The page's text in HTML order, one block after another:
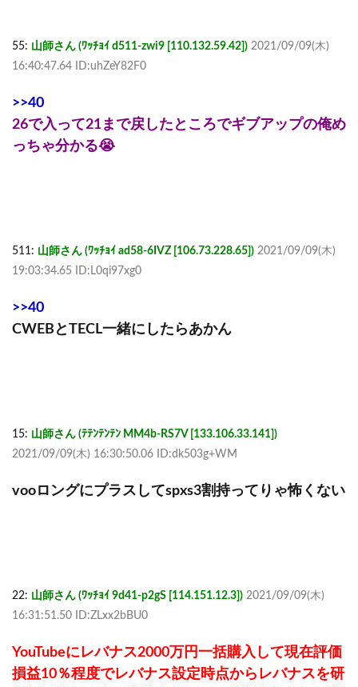
55: 山師さん (ﾜｯﾁｮｲ d511-zwi9 [110.132.59.42]) 2021/09/09(木)
16:40:47.64 ID:uhZeY82F0
>>40
26で入って21まで戻したところでギブアップの俺め
っちゃ分かる😭
511: 山師さん (ﾜｯﾁｮｲ ad58-6IVZ [106.73.228.65]) 2021/09/09(木)
19:03:34.65 ID:L0qi97xg0
>>40
CWEBとTECL一緒にしたらあかん
15: 山師さん (ﾃﾃﾝﾃﾝﾃﾝ MM4b-RS7V [133.106.33.141])
2021/09/09(木) 16:30:50.06 ID:dk503g+WM
vooロングにプラスしてspxs3割持ってりゃ怖くない
22: 山師さん (ﾜｯﾁｮｲ 9d41-p2gS [114.151.12.3]) 2021/09/09(木)
16:31:51.50 ID:ZLxx2bBU0
YouTubeにレバナス2000万円一括購入して現在評価
損益10％程度でレバナス設定時点からレバナスを研